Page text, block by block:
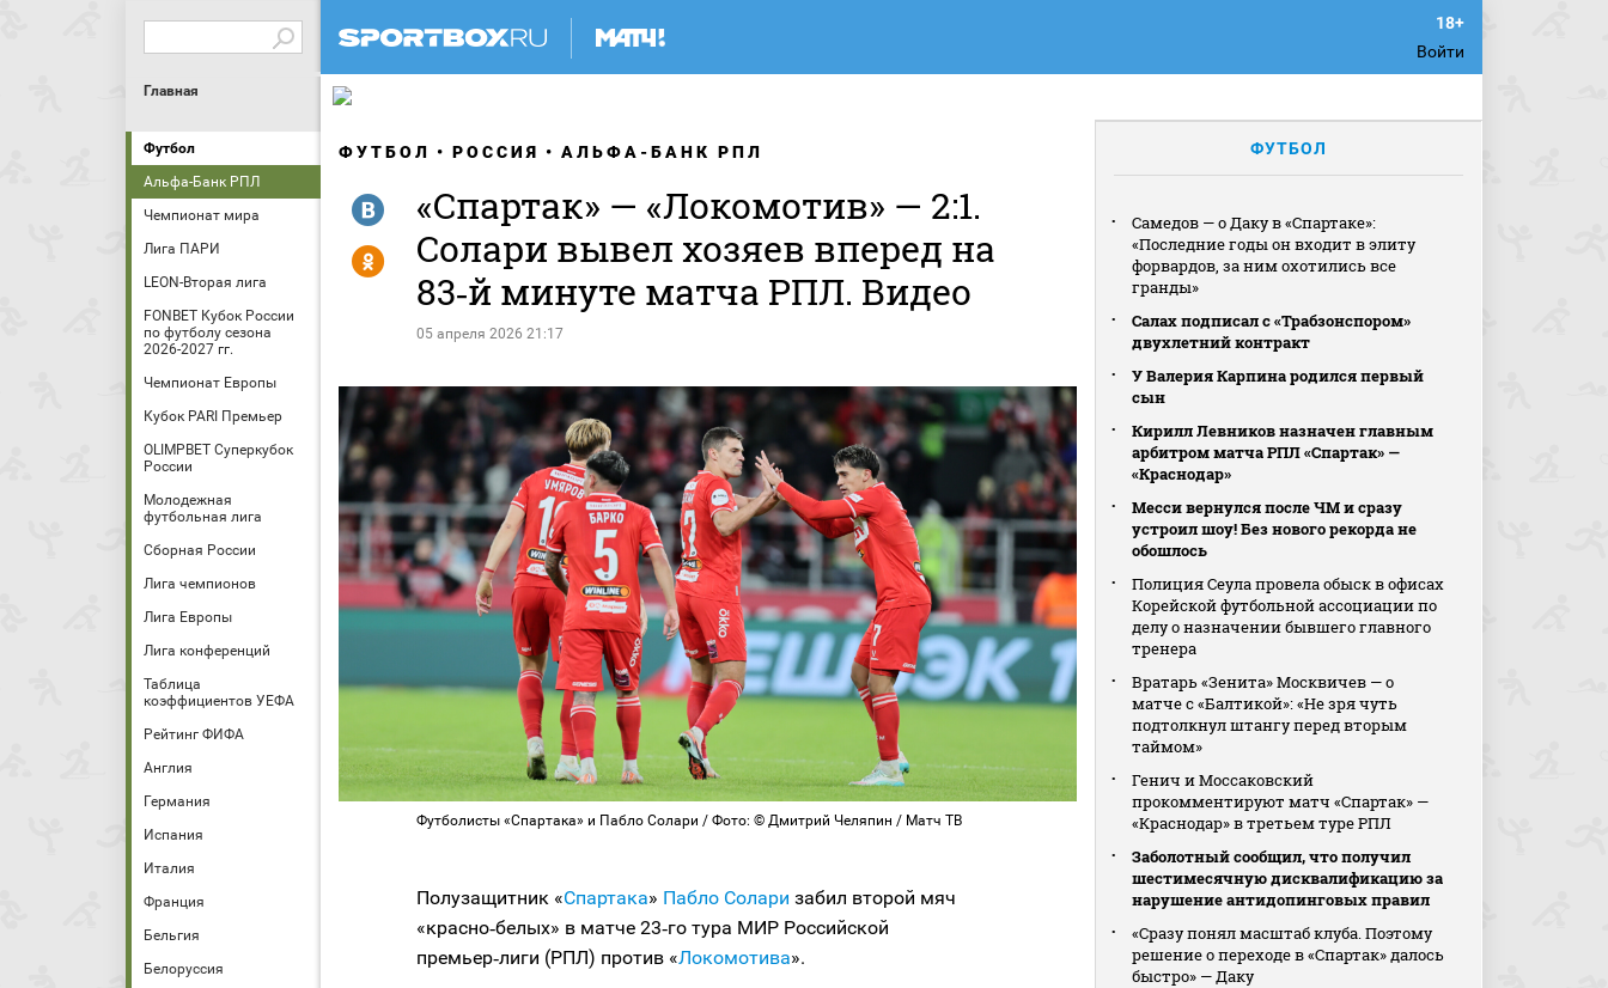
Войти
Главная
Футбол
Альфа-Банк РПЛ
Чемпионат мира
Лига ПАРИ
LEON-Вторая лига
FONBET Кубок России
по футболу сезона
2026-2027 гг.
Чемпионат Европы
Кубок PARI Премьер
OLIMPBET Суперкубок
России
Молодежная
футбольная лига
Сборная России
Лига чемпионов
Лига Европы
Лига конференций
Таблица
коэффициентов УЕФА
Рейтинг ФИФА
Англия
Германия
Испания
Италия
Франция
Бельгия
Белоруссия
ФУТБОЛ РОССИЯ АЛЬФА-БАНК РПЛ
«Спартак» — «Локомотив» — 2:1.
Солари вывел хозяев вперед на
83‑й минуте матча РПЛ. Видео
05 апреля 2026 21:17
R
Y
Футболисты «Спартака» и Пабло Солари / Фото: © Дмитрий Челяпин / Матч ТВ
Полузащитник «Спартака» Пабло Солари забил второй мяч
«красно‑белых» в матче 23‑го тура МИР Российской
премьер‑лиги (РПЛ) против «Локомотива».
ФУТБОЛ
Самедов — о Даку в «Спартаке»:
«Последние годы он входит в элиту
форвардов, за ним охотились все
гранды»
Салах подписал с «Трабзонспором»
двухлетний контракт
У Валерия Карпина родился первый
сын
Кирилл Левников назначен главным
арбитром матча РПЛ «Спартак» —
«Краснодар»
Месси вернулся после ЧМ и сразу
устроил шоу! Без нового рекорда не
обошлось
Полиция Сеула провела обыск в офисах
Корейской футбольной ассоциации по
делу о назначении бывшего главного
тренера
Вратарь «Зенита» Москвичев — о
матче с «Балтикой»: «Не зря чуть
подтолкнул штангу перед вторым
таймом»
Генич и Моссаковский
прокомментируют матч «Спартак» —
«Краснодар» в третьем туре РПЛ
Заболотный сообщил, что получил
шестимесячную дисквалификацию за
нарушение антидопинговых правил
«Сразу понял масштаб клуба. Поэтому
решение о переходе в «Спартак» далось
быстро» — Даку